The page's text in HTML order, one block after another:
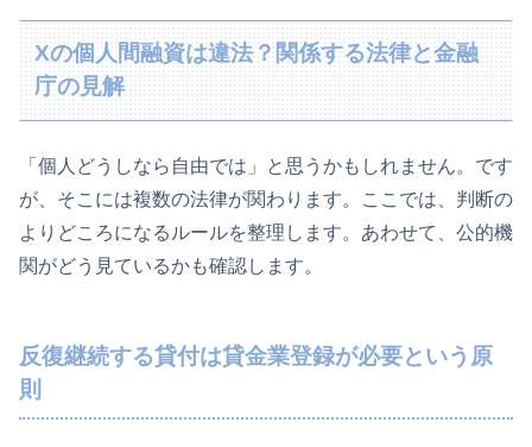
Xの個人間融資は違法？関係する法律と金融
庁の見解
「個人どうしなら自由では」と思うかもしれません。です
が、そこには複数の法律が関わります。ここでは、判断の
よりどころになるルールを整理します。あわせて、公的機
関がどう見ているかも確認します。
反復継続する貸付は貸金業登録が必要という原
則